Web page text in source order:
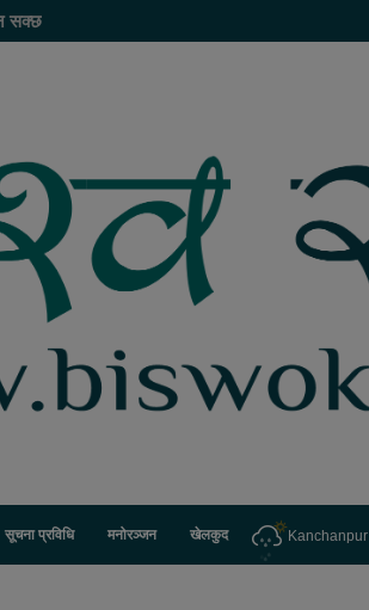
सक्छ
सूचना प्रविधि मनोरञ्जन खेलकुद Kanchanpur